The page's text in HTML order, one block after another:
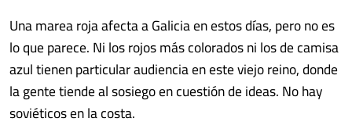
Una marea roja afecta a Galicia en estos días, pero no es
lo que parece. Ni los rojos más colorados ni los de camisa
azul tienen particular audiencia en este viejo reino, donde
la gente tiende al sosiego en cuestión de ideas. No hay
soviéticos en la costa.